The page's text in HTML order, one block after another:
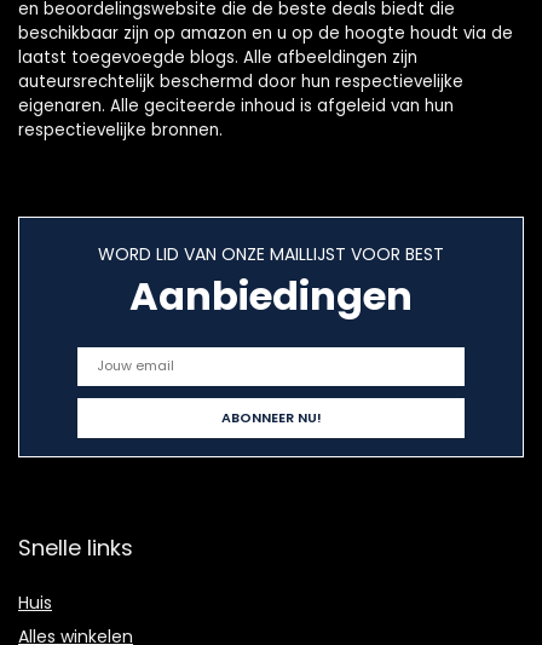
en beoordelingswebsite die de beste deals biedt die
beschikbaar zijn op amazon en u op de hoogte houdt via de
laatst toegevoegde blogs. Alle afbeeldingen zijn
auteursrechtelijk beschermd door hun respectievelijke
eigenaren. Alle geciteerde inhoud is afgeleid van hun
respectievelijke bronnen.
WORD LID VAN ONZE MAILLIJST VOOR BEST
Aanbiedingen
Snelle links
Huis
Alles winkelen